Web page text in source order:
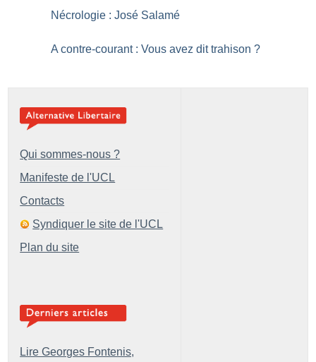
Nécrologie : José Salamé
A contre-courant : Vous avez dit trahison ?
Qui sommes-nous ?
Manifeste de l'UCL
Contacts
Syndiquer le site de l'UCL
Plan du site
Lire Georges Fontenis,